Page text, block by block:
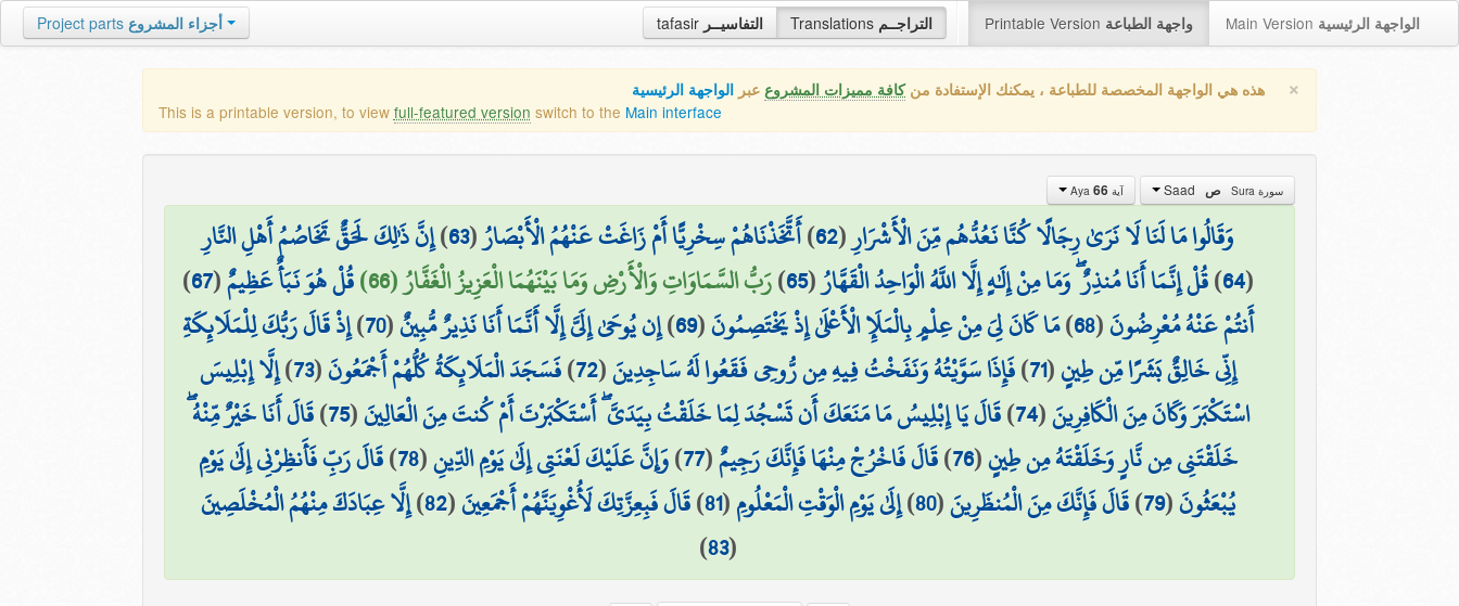
tafasir التفاسيــر Translations التراجــم Printable Version واجهة الطباعة Main Version الواجهة الرئيسية Project parts أجزاء المشروع
× هذه هي الواجهة المخصصة للطباعة ، يمكنك الإستفادة منكافة مميزات المشروع عبر الواجهة الرئيسية
This is a printable version, to view full-featured version switch to the Main interface
سورة Sura ص آية Aya 66
وَقَالُوا مَا لَنَا لَا نَرَىٰ رِجَالًا كُنَّا نَعُدُّهُم مِّنَ الْأَشْرَارِ(
62
)أَتَّخَذْنَاهُمْ سِخْرِيًّا أَمْ زَاغَتْ عَنْهُمُ الْأَبْصَارُ(
63
)إِنَّ ذَٰلِكَ لَحَقٌّ تَخَاصُمُ أَهْلِ النَّارِ
(
64
)قُلْ إِنَّمَا أَنَا مُنذِرٌ ۖ وَمَا مِنْ إِلَٰهٍ إِلَّا اللَّهُ الْوَاحِدُ الْقَهَّارُ(
65
)رَبُّ السَّمَاوَاتِ وَالْأَرْضِ وَمَا بَيْنَهُمَا الْعَزِيزُ الْغَفَّارُ (66) قُلْ هُوَ نَبَأٌ عَظِيمٌ(
67
)
أَنتُمْ عَنْهُ مُعْرِضُونَ(
68
)مَا كَانَ لِيَ مِنْ عِلْمٍ بِالْمَلَإِ الْأَعْلَىٰ إِذْ يَخْتَصِمُونَ(
69
)إِن يُوحَىٰ إِلَيَّ إِلَّا أَنَّمَا أَنَا نَذِيرٌ مُّبِينٌ(
70
)إِذْ قَالَ رَبُّكَ لِلْمَلَائِكَةِ
إِنِّي خَالِقٌ بَشَرًا مِّن طِينٍ(
71
)فَإِذَا سَوَّيْتُهُ وَنَفَخْتُ فِيهِ مِن رُّوحِي فَقَعُوا لَهُ سَاجِدِينَ(
72
)فَسَجَدَ الْمَلَائِكَةُ كُلُّهُمْ أَجْمَعُونَ(
73
)إِلَّا إِبْلِيسَ
اسْتَكْبَرَ وَكَانَ مِنَ الْكَافِرِينَ(
74
)قَالَ يَا إِبْلِيسُ مَا مَنَعَكَ أَن تَسْجُدَ لِمَا خَلَقْتُ بِيَدَيَّ ۖ أَسْتَكْبَرْتَ أَمْ كُنتَ مِنَ الْعَالِينَ(
75
)قَالَ أَنَا خَيْرٌ مِّنْهُ ۖ
خَلَقْتَنِي مِن نَّارٍ وَخَلَقْتَهُ مِن طِينٍ(
76
)قَالَ فَاخْرُجْ مِنْهَا فَإِنَّكَ رَجِيمٌ(
77
)وَإِنَّ عَلَيْكَ لَعْنَتِي إِلَىٰ يَوْمِ الدِّينِ(
78
)قَالَ رَبِّ فَأَنظِرْنِي إِلَىٰ يَوْمِ
يُبْعَثُونَ(
79
)قَالَ فَإِنَّكَ مِنَ الْمُنظَرِينَ(
80
)إِلَىٰ يَوْمِ الْوَقْتِ الْمَعْلُومِ(
81
)قَالَ فَبِعِزَّتِكَ لَأُغْوِيَنَّهُمْ أَجْمَعِينَ(
82
)إِلَّا عِبَادَكَ مِنْهُمُ الْمُخْلَصِينَ
(
83
)